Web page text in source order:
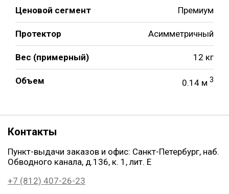
Ценовой сегмент Премиум
Протектор Асимметричный
Вес (примерный) 12 кг
Объем 0.14 м 3
Контакты
Пункт-выдачи заказов и офис: Санкт-Петербург, наб.
Обводного канала, д.136, к. 1, лит. Е
+7 (812) 407-26-23